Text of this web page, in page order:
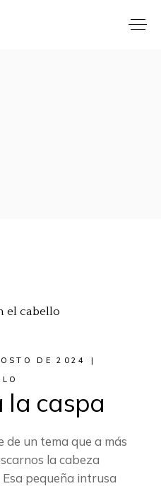
DE 2024
la caspa
un tema que a más
la cabeza
pequeña intrusa